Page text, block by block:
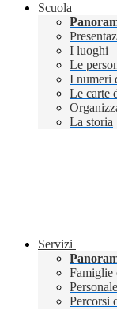
Scuola
I luoghi
Le
I numeri
Le carte
La storia
Servizi
Famiglie
Percorsi